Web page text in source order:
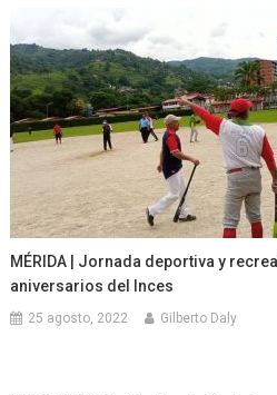
MÉRIDA | Jornada deportiva y
aniversarios del Inces
25 agosto, 2022 Gilberto Daly